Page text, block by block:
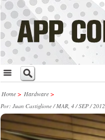
Home> Hardware>
Por: Juan Castiglione / MAR, 4 / SEP / 2012